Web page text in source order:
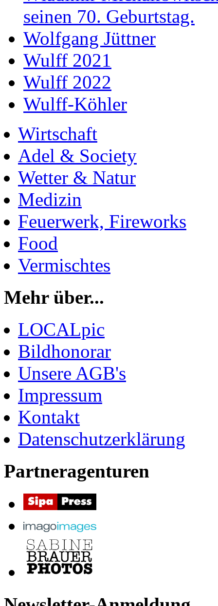
seinen 70. Geburtstag.
Wolfgang Jüttner
Wulff 2021
Wulff 2022
Wulff-Köhler
Wirtschaft
Adel & Society
Wetter & Natur
Medizin
Feuerwerk, Fireworks
Food
Vermischtes
Mehr über...
LOCALpic
Bildhonorar
Unsere AGB's
Impressum
Kontakt
Datenschutzerklärung
Partneragenturen